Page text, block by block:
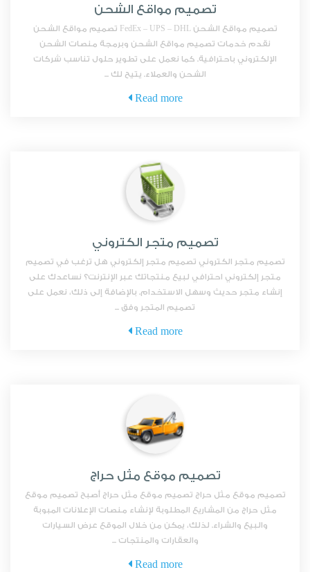
تصميم مواقع الشحن
تصميم مواقع الشحن FedEx – UPS – DHL تصميم مواقع الشحن
نقدم خدمات تصميم مواقع الشحن وبرمجة منصات الشحن
الإلكتروني باحترافية. كما نعمل على تطوير حلول تناسب شركات
الشحن والعملاء. يتيح لك ...
Read more
تصميم متجر الكتروني
تصميم متجر الكتروني تصميم متجر إلكتروني هل ترغب في تصميم
متجر إلكتروني احترافي لبيع منتجاتك عبر الإنترنت؟ نساعدك على
إنشاء متجر حديث وسهل الاستخدام. بالإضافة إلى ذلك، نعمل على
تصميم المتجر وفق ...
Read more
تصميم موقع مثل حراج
تصميم موقع مثل حراج تصميم موقع مثل حراج أصبح تصميم موقع
مثل حراج من المشاريع المطلوبة لإنشاء منصات الإعلانات المبوبة
والبيع والشراء. لذلك، يمكن من خلال الموقع عرض السيارات
والعقارات والمنتجات ...
Read more